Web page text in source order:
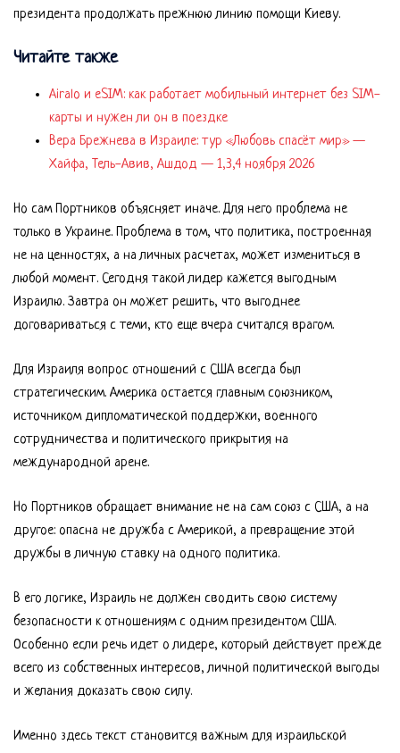
президента продолжать прежнюю линию помощи Киеву.
Читайте также
Airalo и eSIM: как работает мобильный интернет без SIM-
карты и нужен ли он в поездке
Вера Брежнева в Израиле: тур «Любовь спасёт мир» —
Хайфа, Тель-Авив, Ашдод — 1,3,4 ноября 2026
Но сам Портников объясняет иначе. Для него проблема не
только в Украине. Проблема в том, что политика, построенная
не на ценностях, а на личных расчетах, может измениться в
любой момент. Сегодня такой лидер кажется выгодным
Израилю. Завтра он может решить, что выгоднее
договариваться с теми, кто еще вчера считался врагом.
Для Израиля вопрос отношений с США всегда был
стратегическим. Америка остается главным союзником,
источником дипломатической поддержки, военного
сотрудничества и политического прикрытия на
международной арене.
Но Портников обращает внимание не на сам союз с США, а на
другое: опасна не дружба с Америкой, а превращение этой
дружбы в личную ставку на одного политика.
В его логике, Израиль не должен сводить свою систему
безопасности к отношениям с одним президентом США.
Особенно если речь идет о лидере, который действует прежде
всего из собственных интересов, личной политической выгоды
и желания доказать свою силу.
Именно здесь текст становится важным для израильской